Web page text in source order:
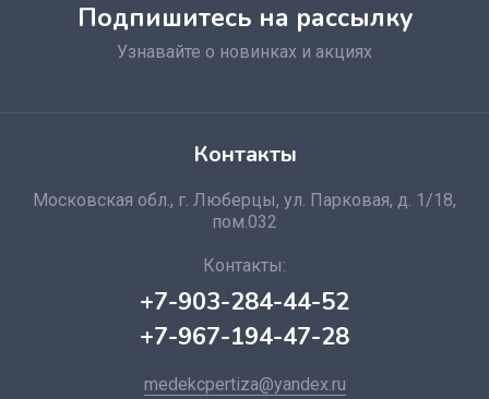
Подпишитесь на рассылку
Узнавайте о новинках и акциях
Контакты
Московская обл., г. Люберцы, ул. Парковая, д. 1/18,
пом.032
Контакты:
+7-903-284-44-52
+7-967-194-47-28
medekcpertiza@yandex.ru